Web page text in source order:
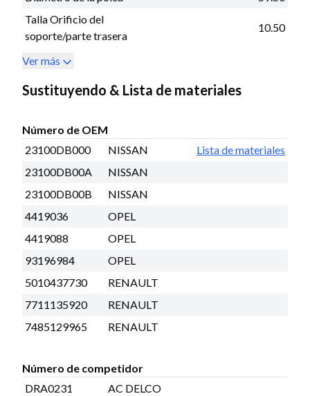
Talla Orificio del
soporte/parte trasera
10.50
Ver más
Sustituyendo & Lista de materiales
Número de OEM
23100DB000
NISSAN
Lista de materiales
23100DB00A
NISSAN
23100DB00B
NISSAN
4419036
OPEL
4419088
OPEL
93196984
OPEL
5010437730
RENAULT
7711135920
RENAULT
7485129965
RENAULT
Número de competidor
DRA0231
AC DELCO